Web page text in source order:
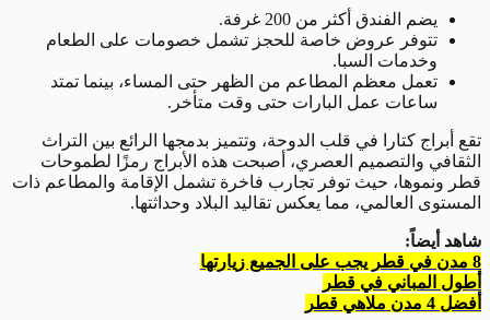
يضم الفندق أكثر من 200 غرفة.
تتوفر عروض خاصة للحجز تشمل خصومات على الطعام
وخدمات السبا.
تعمل معظم المطاعم من الظهر حتى المساء، بينما تمتد
ساعات عمل البارات حتى وقت متأخر.
تقع أبراج كتارا في قلب الدوحة، وتتميز بدمجها الرائع بين التراث
الثقافي والتصميم العصري، أصبحت هذه الأبراج رمزًا لطموحات
قطر ونموها، حيث توفر تجارب فاخرة تشمل الإقامة والمطاعم ذات
المستوى العالمي، مما يعكس تقاليد البلاد وحداثتها.
شاهد أيضاً:
8 مدن في قطر يجب على الجميع زيارتها
أطول المباني في قطر
أفضل 4 مدن ملاهي قطر